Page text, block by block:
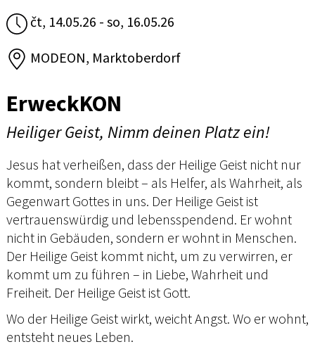
čt, 14.05.26 - so, 16.05.26
MODEON, Marktoberdorf
ErweckKON
Heiliger Geist, Nimm deinen Platz ein!
Jesus hat verheißen, dass der Heilige Geist nicht nur
kommt, sondern bleibt – als Helfer, als Wahrheit, als
Gegenwart Gottes in uns. Der Heilige Geist ist
vertrauenswürdig und lebensspendend. Er wohnt
nicht in Gebäuden, sondern er wohnt in Menschen.
Der Heilige Geist kommt nicht, um zu verwirren, er
kommt um zu führen – in Liebe, Wahrheit und
Freiheit. Der Heilige Geist ist Gott.
Wo der Heilige Geist wirkt, weicht Angst. Wo er wohnt,
entsteht neues Leben.